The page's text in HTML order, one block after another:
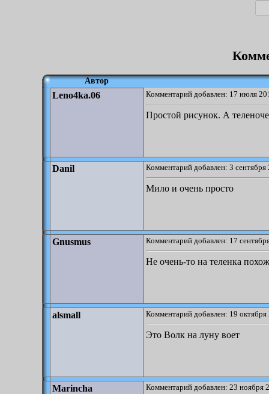
Автор
Leno4ka.06 Комментарий добавлен: 17 июля
Простой рисунок. А
Danil Комментарий добавлен: 3
Мило и очень просто
Gnusmus Комментарий добавлен: 17
Не очень-то на теленка
alsmall Комментарий добавлен: 19
Это Волк на луну воет
Marincha Комментарий добавлен: 23 ноября